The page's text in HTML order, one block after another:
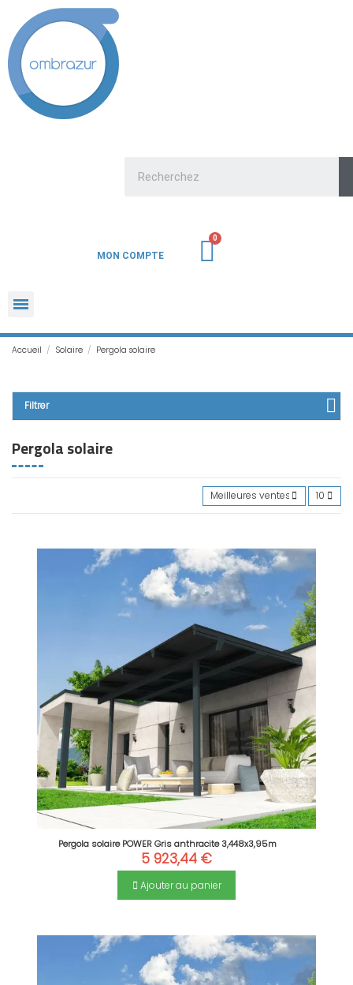
MON COMPTE
Accueil Solaire Pergola solaire
Pergola solaire
Meilleures ventes en premier
10
Pergola solaire POWER Gris anthracite 3,448x3,95m
5 923,44 €
Ajouter au panier
Filtrer